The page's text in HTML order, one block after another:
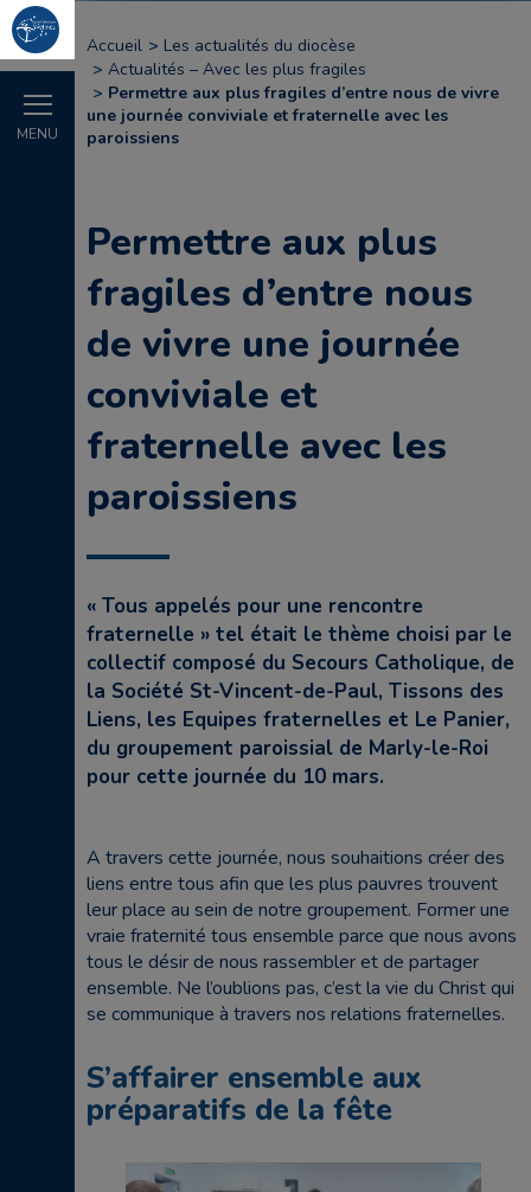
MENU
Accueil
Les actualités du diocèse
Actualités – Avec les plus fragiles
Permettre aux plus fragiles d’entre nous de vivre
une journée conviviale et fraternelle avec les
paroissiens
Permettre aux plus
fragiles d’entre nous
de vivre une journée
conviviale et
fraternelle avec les
paroissiens
« Tous appelés pour une rencontre
fraternelle » tel était le thème choisi par le
collectif composé du Secours Catholique, de
la Société St-Vincent-de-Paul, Tissons des
Liens, les Equipes fraternelles et Le Panier,
du groupement paroissial de Marly-le-Roi
pour cette journée du 10 mars.
A travers cette journée, nous souhaitions créer des
liens entre tous afin que les plus pauvres trouvent
leur place au sein de notre groupement. Former une
vraie fraternité tous ensemble parce que nous avons
tous le désir de nous rassembler et de partager
ensemble. Ne l’oublions pas, c’est la vie du Christ qui
se communique à travers nos relations fraternelles.
S’affairer ensemble aux
préparatifs de la fête